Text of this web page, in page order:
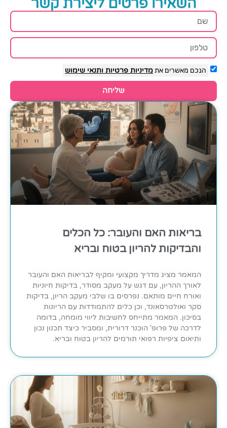
השאירו פרטים ליצירת קשר
הנכם מאשרים אתמדיניות פרטיות ותנאי שימוש
שליחה
בריאות האם והעובר: כל הכלים
והבדיקות להריון בטוח ובריא
המאמר מציג מדריך מקצועי ומקיף לבריאות האם והעובר
לאורך ההריון, עם דגש על מעקב מסודר, בדיקות חיוניות
ואורח חיים מותאם. נפרסים בו שלבי מעקב הריון, בדיקות
סקר ואולטרסאונד, וכן כלים להתמודדות עם הריונות
בסיכון. המאמר מתייחס לחשיבות ליווי מומחה, בדומה
לדרכה של פרופ' הוכנר דרורית, ומסביר כיצד תכנון נכון
ותיאום ציפיות רפואי תורמים להריון בטוח ובריא.